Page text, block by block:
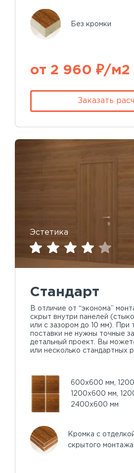
Без кромки
от 2 960 ₽/м2
Заказать
Эстетика
Стандарт
В отличие от “эконома”
скрыт внутри панелей
или с зазором до 10 мм). При
поставки не нужны точные
детальный проект. Вы
или несколько стандартных
600х600 мм,
1200х600 мм,
2400х600 мм
Кромка с
скрытого монтажа